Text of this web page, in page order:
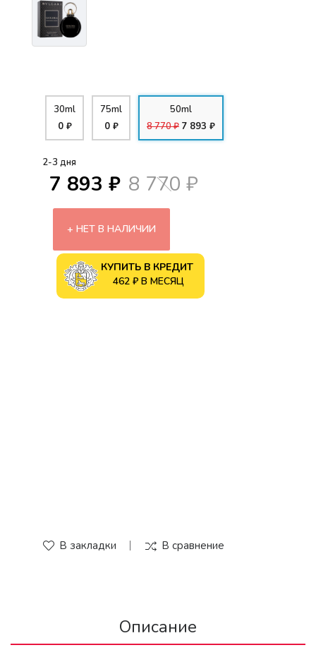
30ml
0 ₽
75ml
0 ₽
50ml
8 770 ₽ 7 893 ₽
2-3 дня
7 893 ₽ 8 770 ₽
НЕТ В НАЛИЧИИ
КУПИТЬ В КРЕДИТ
462 ₽ В МЕСЯЦ
В закладки В сравнение
Описание